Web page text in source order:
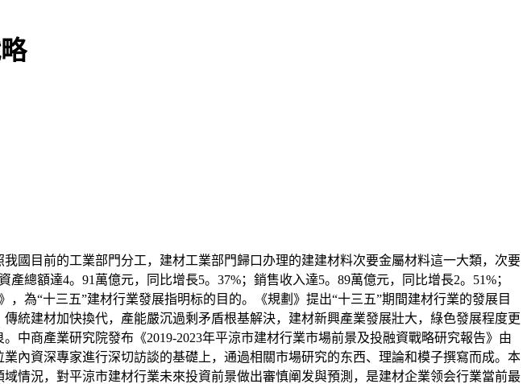
目前的工業部門分工，建材工業部門歸口办理的建建材料次要金屬材料這一大類，次要
總額達4。91萬億元，同比增長5。37%；銷售收入達5。89萬億元，同比增長2。51%；
為“十三五”建材行業發展指明标的目的。《規劃》提出“十三五”期間建材行業的發展目
統建材加快換代，產能嚴沉過剩矛盾根基解決，建材新興產業發展壯大，綠色發展程度更
中商產業研究院發布《2019-2023年平涼市建材行業市場前景及投融資戰略研究報告》由
內資深專家進行深切訪談的基礎上，通過相關市場研究的东西、理論和模子撰寫而成。本
情況，對平涼市建材行業未來投資前景做出審慎阐发與預測，是建材企業领会行業當前最